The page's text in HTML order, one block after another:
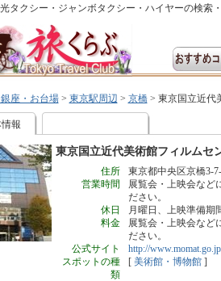
タクシー・ジャンボタクシー・ハイヤーの検索
座・お台場> 東京駅周辺 > 京橋> 東京国立近代
報
東京国立近代美術館フィルムセ
住所
東京都中央区京橋3-
営業時間
展覧会・上映会など
ださい。
休日
月曜日、上映準備期
料金
展覧会・上映会など
ださい。
公式サイト
http://
スポットの種
類
[ 美術館・博物館]